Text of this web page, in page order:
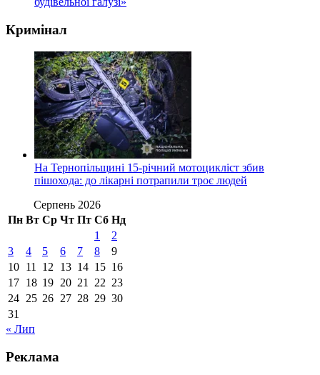
Кримінал
На Тернопільщині 15-річний мотоцикліст збив
пішохода: до лікарні потрапили троє людей
Серпень 2026
Пн Вт Ср Чт Пт Сб Нд
1
2
3
4 5 6 7 8
9
10 11 12 13 14 15 16
17 18 19 20 21 22 23
24 25 26 27 28 29 30
31
« Лип
Реклама